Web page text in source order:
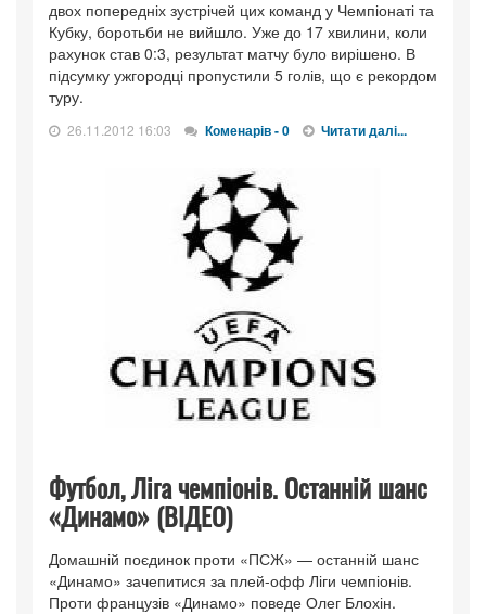
двох попередніх зустрічей цих команд у Чемпіонаті та
Кубку, боротьби не вийшло. Уже до 17 хвилини, коли
рахунок став 0:3, результат матчу було вирішено. В
підсумку ужгородці пропустили 5 голів, що є рекордом
туру.
26.11.2012 16:03 Коменарів - 0 Читати далі...
Футбол, Ліга чемпіонів. Останній шанс
«Динамо» (ВІДЕО)
Домашній поєдинок проти «ПСЖ» — останній шанс
«Динамо» зачепитися за плей-офф Ліги чемпіонів.
Проти французів «Динамо» поведе Олег Блохін.